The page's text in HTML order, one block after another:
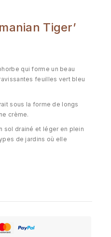
Tiger’
qui forme un beau
feuilles vert bleu
sous la forme de longs
crème.
sol drainé et léger en plein
de jardins où elle